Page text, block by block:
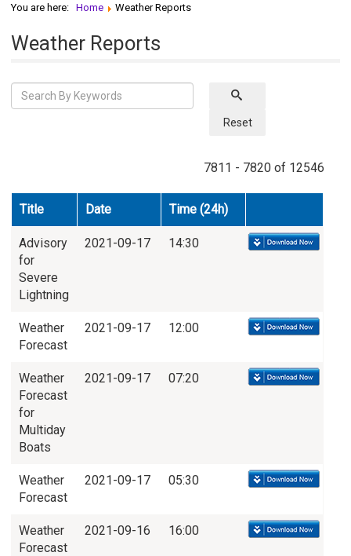
You are here: Home Weather Reports
Weather Reports
Reset
7811 - 7820 of 12546
Title Date Time (24h)
Advisory
for
Severe
Lightning
2021-09-17 14:30
Weather
Forecast
2021-09-17 12:00
Weather
Forecast
for
Multiday
Boats
2021-09-17 07:20
Weather
Forecast
2021-09-17 05:30
Weather
Forecast
2021-09-16 16:00